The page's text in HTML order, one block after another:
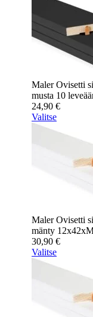
Maler Ovisetti
musta 10
24,90 €
Valitse
Maler Ovisetti
mänty
30,90 €
Valitse